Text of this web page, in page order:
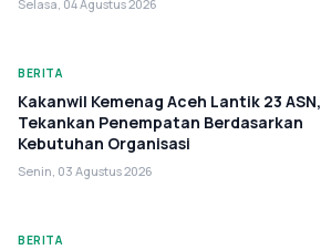
Selasa, 04 Agustus 2026
BERITA
Kakanwil Kemenag Aceh Lantik 23 ASN,
Tekankan Penempatan Berdasarkan
Kebutuhan Organisasi
Senin, 03 Agustus 2026
BERITA